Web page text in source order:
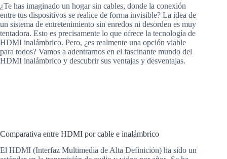
¿Te has imaginado un hogar sin cables, donde la conexión
entre tus dispositivos se realice de forma invisible? La idea de
un sistema de entretenimiento sin enredos ni desorden es muy
tentadora. Esto es precisamente lo que ofrece la tecnología de
HDMI inalámbrico. Pero, ¿es realmente una opción viable
para todos? Vamos a adentrarnos en el fascinante mundo del
HDMI inalámbrico y descubrir sus ventajas y desventajas.
Comparativa entre HDMI por cable e inalámbrico
El HDMI (Interfaz Multimedia de Alta Definición) ha sido un